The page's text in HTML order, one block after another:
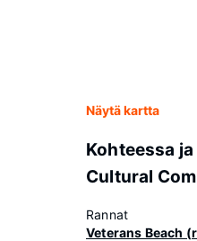
Näytä kartta
Kohteessa
Cultural
Rannat
Veterans Beach